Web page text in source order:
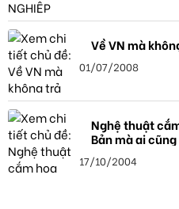
Về VN mà
01/07/2008
Nghệ thuật
Bản mà ai
17/10/2004